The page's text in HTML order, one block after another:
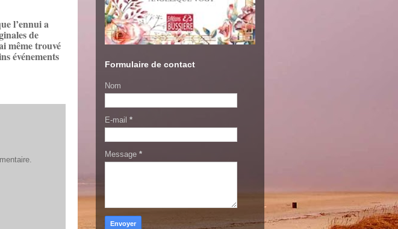
l’ennui a
de
même trouvé
événements
Formulaire de contact
Nom
E-mail *
Message *